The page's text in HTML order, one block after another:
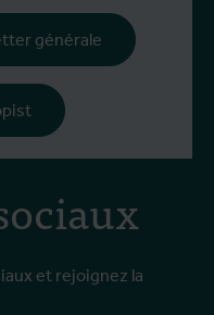
et rejoignez la
générale